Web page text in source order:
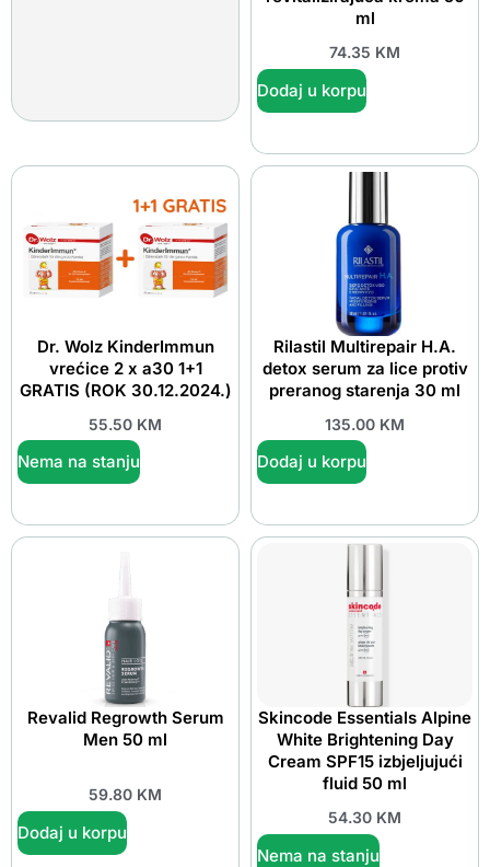
ml
74.35 KM
Dodaj u korpu
Dr. Wolz KinderImmun
vrećice 2 x a30 1+1
GRATIS (ROK 30.12.2024.)
55.50 KM
Nema na stanju
Rilastil Multirepair H.A.
detox serum za lice protiv
preranog starenja 30 ml
135.00 KM
Dodaj u korpu
Revalid Regrowth Serum
Men 50 ml
59.80 KM
Dodaj u korpu
Skincode Essentials Alpine
White Brightening Day
Cream SPF15 izbjeljujući
fluid 50 ml
54.30 KM
Nema na stanju